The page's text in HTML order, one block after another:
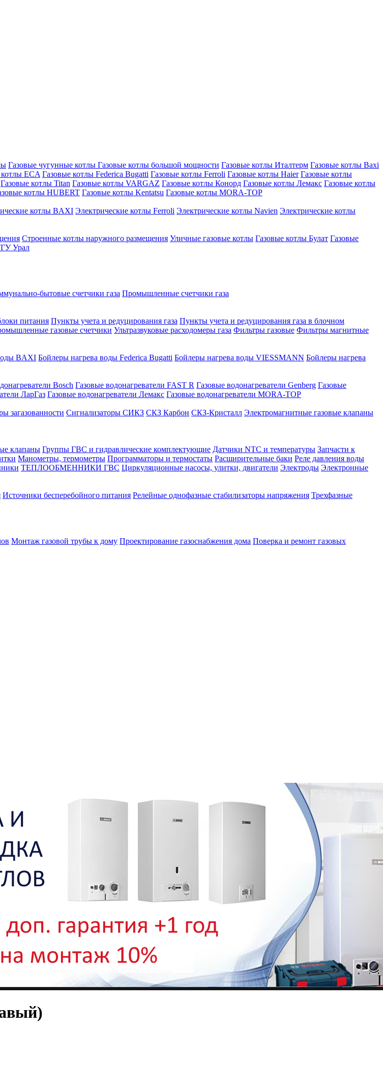
Газовые чугунные котлы Газовые котлы большой мощности Газовые котлы Италтерм Газовые котлы Baxi
ECA Газовые котлы Federica Bugatti Газовые котлы Ferroli Газовые котлы Haier Газовые котлы
Газовые котлы Titan Газовые котлы VARGAZ Газовые котлы Конорд Газовые котлы Лемакс Газовые котлы
котлы HUBERT Газовые котлы Kentatsu Газовые котлы MORA-TOP
котлы BAXI Электрические котлы Ferroli Электрические котлы Navien Электрические котлы
Строенные котлы наружного размещения Уличные газовые котлы Газовые котлы Булат Газовые
Урал
бытовые счетчики газа Промышленные счетчики газа
питания Пункты учета и редуцирования газа Пункты учета и редуцирования газа в блочном
газовые счетчики Ультразвуковые расходомеры газа Фильтры газовые Фильтры магнитные
BAXI Бойлеры нагрева воды Federica Bugatti Бойлеры нагрева воды VIESSMANN Бойлеры нагрева
Bosch Газовые водонагреватели FAST R Газовые водонагреватели Genberg Газовые
ЛарГаз Газовые водонагреватели Лемакс Газовые водонагреватели MORA-TOP
загазованности Сигнализаторы СИКЗ СКЗ Карбон СКЗ-Кристалл Электромагнитные газовые клапаны
клапаны Группы ГВС и гидравлические комплектующие Датчики NTC и температуры Запчасти к
Манометры, термометры Программаторы и термостаты Расширительные баки Реле давления воды
ТЕПЛООБМЕННИКИ ГВС Циркуляционные насосы, улитки, двигатели Электроды Электронные
Источники бесперебойного питания Релейные однофазные стабилизаторы напряжения Трехфазные
Монтаж газовой трубы к дому Проектирование газоснабжения дома Поверка и ремонт газовых